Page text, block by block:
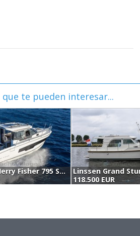
te pueden interesar...
Jeanneau Merry Fisher 795 Serie 2 (2026)
118.500 EUR